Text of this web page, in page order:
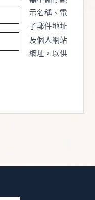
示名稱、電
子郵件地址
及個人網站
網址，以供